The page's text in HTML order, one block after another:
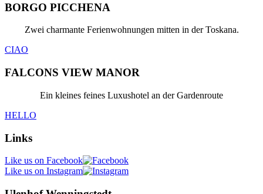
BORGO PICCHENA
Zwei charmante Ferienwohnungen mitten in der Toskana.
CIAO
FALCONS VIEW MANOR
Ein kleines feines Luxushotel an der Gardenroute
HELLO
Links
Like us on Facebook
Like us on Instagram